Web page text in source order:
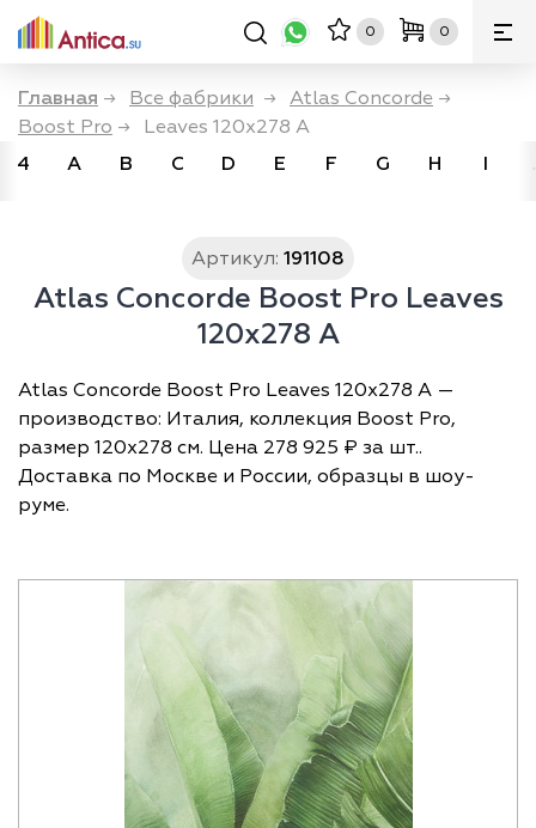
0 0
Главная → Все фабрики → Atlas Concorde →
Boost Pro →
Leaves 120x278 A
4
A B C D E F G H I
Артикул: 191108
Atlas Concorde Boost Pro Leaves
120x278 A
Atlas Concorde Boost Pro Leaves 120x278 A —
производство: Италия, коллекция Boost Pro,
размер 120х278 см. Цена 278 925 ₽ за шт..
Доставка по Москве и России, образцы в шоу-
руме.